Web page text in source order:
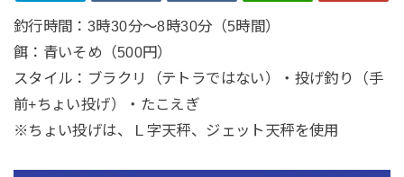
釣行時間：3時30分～8時30分（5時間）
餌：青いそめ（500円）
スタイル：ブラクリ（テトラではない）・投げ釣り（手
前+ちょい投げ）・たこえぎ
※ちょい投げは、Ｌ字天秤、ジェット天秤を使用